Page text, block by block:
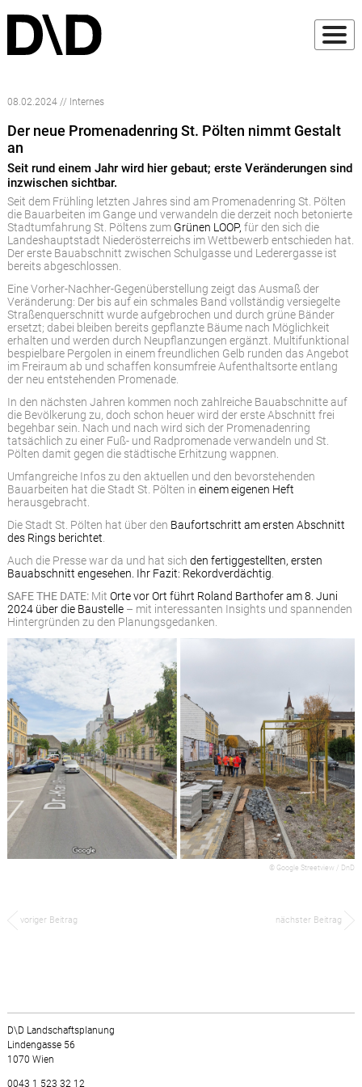
08.02.2024 // Internes
Der neue Promenadenring St. Pölten nimmt Gestalt
an
Seit rund einem Jahr wird hier gebaut; erste Veränderungen sind
inzwischen sichtbar.
Seit dem Frühling letzten Jahres sind am Promenadenring St. Pölten
die Bauarbeiten im Gange und verwandeln die derzeit noch betonierte
Stadtumfahrung St. Pöltens zum Grünen LOOP, für den sich die
Landeshauptstadt Niederösterreichs im Wettbewerb entschieden hat.
Der erste Bauabschnitt zwischen Schulgasse und Lederergasse ist
bereits abgeschlossen.
Eine Vorher-Nachher-Gegenüberstellung zeigt das Ausmaß der
Veränderung: Der bis auf ein schmales Band vollständig versiegelte
Straßenquerschnitt wurde aufgebrochen und durch grüne Bänder
ersetzt; dabei bleiben bereits gepflanzte Bäume nach Möglichkeit
erhalten und werden durch Neupflanzungen ergänzt. Multifunktional
bespielbare Pergolen in einem freundlichen Gelb runden das Angebot
im Freiraum ab und schaffen konsumfreie Aufenthaltsorte entlang
der neu entstehenden Promenade.
In den nächsten Jahren kommen noch zahlreiche Bauabschnitte auf
die Bevölkerung zu, doch schon heuer wird der erste Abschnitt frei
begehbar sein. Nach und nach wird sich der Promenadenring
tatsächlich zu einer Fuß- und Radpromenade verwandeln und St.
Pölten damit gegen die städtische Erhitzung wappnen.
Umfangreiche Infos zu den aktuellen und den bevorstehenden
Bauarbeiten hat die Stadt St. Pölten in einem eigenen Heft
herausgebracht.
Die Stadt St. Pölten hat über den Baufortschritt am ersten Abschnitt
des Rings berichtet
Auch die Presse war da und hat sich den fertiggestellten, ersten
Bauabschnitt engesehen. Ihr Fazit: Rekordverdächtig
SAFE THE DATE: Mit Orte vor Ort führt Roland Barthofer am 8. Juni
2024 über die Baustelle – mit interessanten Insights und spannenden
Hintergründen zu den Planungsgedanken.
© Google Streetview / DnD
voriger Beitrag nächster Beitrag
D\D Landschaftsplanung
Lindengasse 56
1070 Wien
0043 1 523 32 12